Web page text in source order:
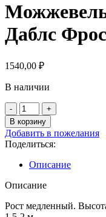
Даблс
1540,00 ₽
В наличии
Количество
товара
Можжевельник
средний
Даблс
Фростед
С5
В корзину
Добавить в пожелания
Поделиться:
Описание
Описание
Рост медленный.